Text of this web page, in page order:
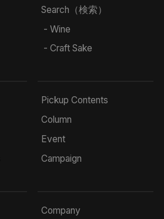
Search（検索）
- Wine
- Craft Sake
Pickup Contents
Column
Event
Campaign
Company